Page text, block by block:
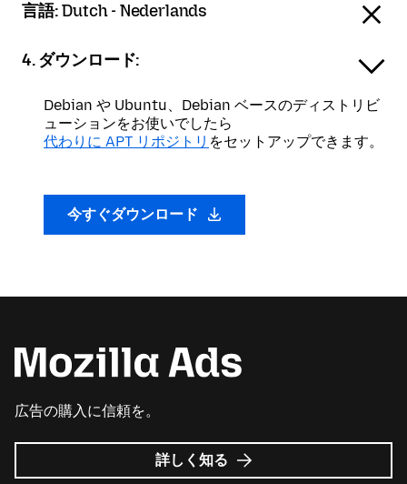
言語:Dutch - Nederlands
4. ダウンロード:
Debian や Ubuntu、Debian ベースのディストリビ
ューションをお使いでしたら
代わりに APT リポジトリ をセットアップできます。
今すぐダウンロード
広告の購入に信頼を。
Mozilla
広
詳しく知る